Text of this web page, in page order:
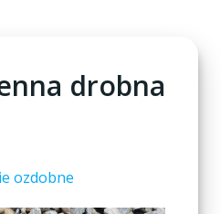
drobna
ozdobne